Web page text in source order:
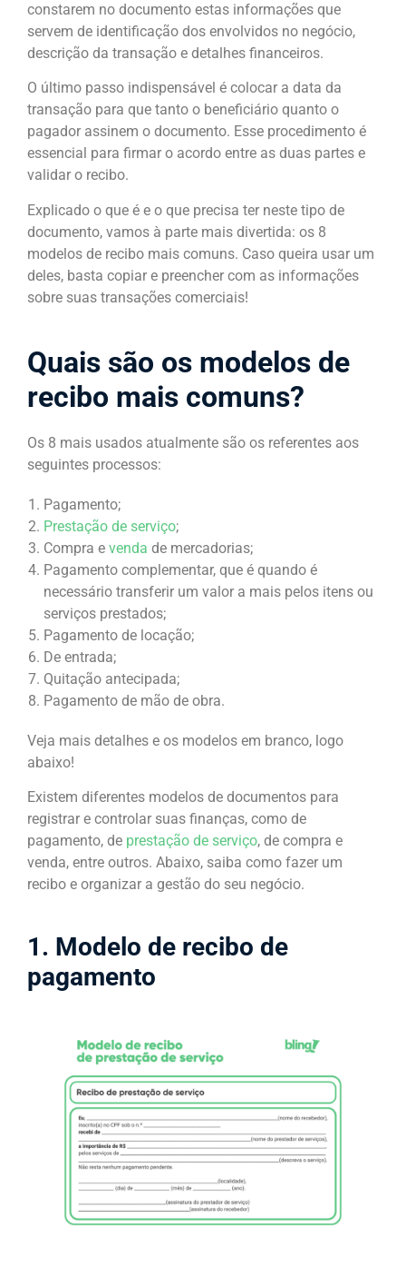
constarem no documento estas informações que
servem de identificação dos envolvidos no negócio,
descrição da transação e detalhes financeiros.
O último passo indispensável é colocar a data da
transação para que tanto o beneficiário quanto o
pagador assinem o documento. Esse procedimento é
essencial para firmar o acordo entre as duas partes e
validar o recibo.
Explicado o que é e o que precisa ter neste tipo de
documento, vamos à parte mais divertida: os 8
modelos de recibo mais comuns. Caso queira usar um
deles, basta copiar e preencher com as informações
sobre suas transações comerciais!
Quais são os modelos de
recibo mais comuns?
Os 8 mais usados atualmente são os referentes aos
seguintes processos:
Pagamento;
Prestação de serviço;
Compra e venda de mercadorias;
Pagamento complementar, que é quando é
necessário transferir um valor a mais pelos itens ou
serviços prestados;
Pagamento de locação;
De entrada;
Quitação antecipada;
Pagamento de mão de obra.
Veja mais detalhes e os modelos em branco, logo
abaixo!
Existem diferentes modelos de documentos para
registrar e controlar suas finanças, como de
pagamento, de prestação de serviço, de compra e
venda, entre outros. Abaixo, saiba como fazer um
recibo e organizar a gestão do seu negócio.
1. Modelo de recibo de
pagamento